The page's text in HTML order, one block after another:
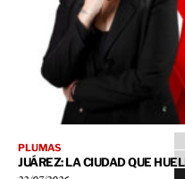
PLUMAS
JUÁREZ: LA CIUDAD QUE